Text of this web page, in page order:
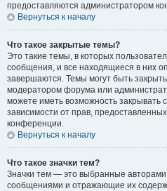
предоставляются администратором
Вернуться к началу
Что такое закрытые темы?
Это такие темы, в которых
сообщения, и все находящиеся в них
завершаются. Темы могут быть
модератором форума или
можете иметь возможность закрывать
зависимости от прав,
конференции.
Вернуться к началу
Что такое значки тем?
Значки тем — это выбранные
сообщениями и отражающие их